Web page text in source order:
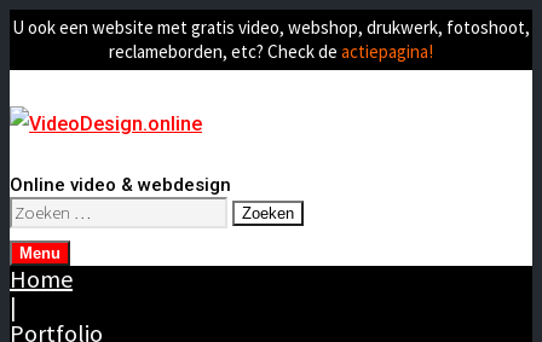
U ook een website met gratis video, webshop, drukwerk, fotoshoot,
reclameborden, etc? Check de actiepagina!
Online video & webdesign
Zoeken
naar:
Menu
Home
|
Portfolio